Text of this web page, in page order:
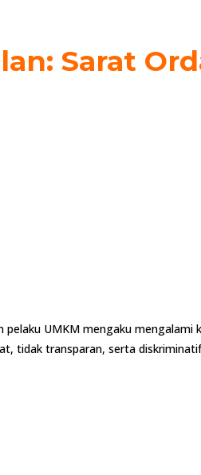
Sarat
UMKM mengaku mengalami
tidak transparan, serta